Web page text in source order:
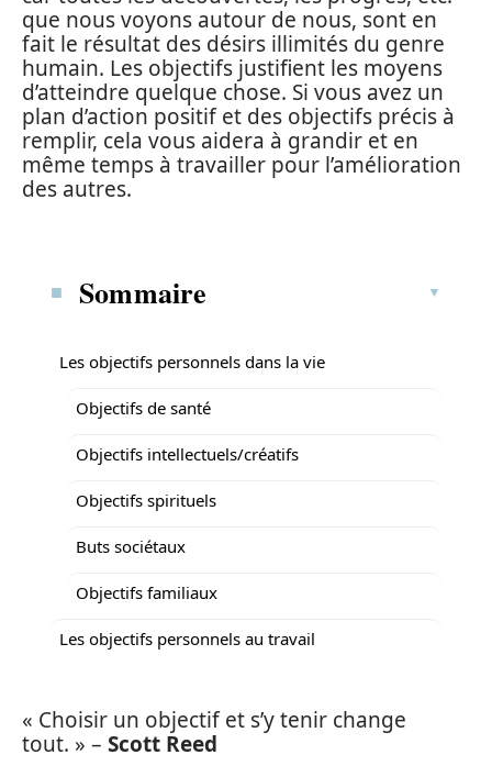
que nous voyons autour de nous, sont en
fait le résultat des désirs illimités du genre
humain. Les objectifs justifient les moyens
d’atteindre quelque chose. Si vous avez un
plan d’action positif et des objectifs précis à
remplir, cela vous aidera à grandir et en
même temps à travailler pour l’amélioration
des autres.
Sommaire
Les objectifs personnels dans la vie
Objectifs de santé
Objectifs intellectuels/créatifs
Objectifs spirituels
Buts sociétaux
Objectifs familiaux
Les objectifs personnels au travail
« Choisir un objectif et s’y tenir change
tout. » – Scott Reed